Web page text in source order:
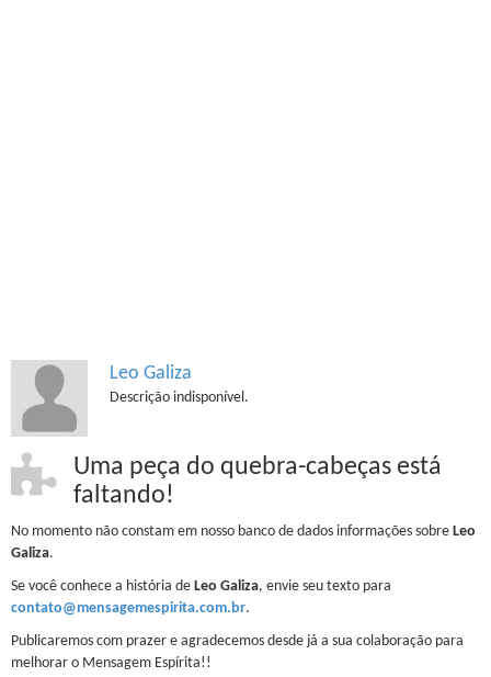
Leo Galiza
Descrição indisponível.
Uma peça do quebra-cabeças está
faltando!
No momento não constam em nosso banco de dados informações sobre Leo
Galiza.
Se você conhece a história de Leo Galiza, envie seu texto para
contato@mensagemespirita.com.br.
Publicaremos com prazer e agradecemos desde já a sua colaboração para
melhorar o Mensagem Espírita!!